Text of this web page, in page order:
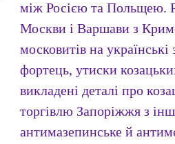
між Росією та Польщею.
Москви і Варшави з
московитів на
фортець, утиски
викладені деталі про
торгівлю Запоріжжя з
антимазепинське й